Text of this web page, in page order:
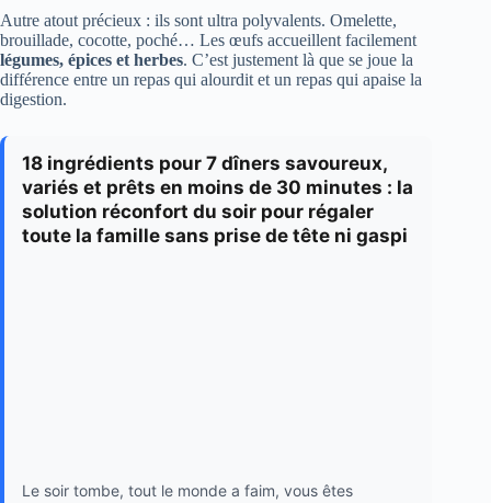
Autre atout précieux : ils sont ultra polyvalents. Omelette,
brouillade, cocotte, poché… Les œufs accueillent facilement
légumes, épices et herbes. C’est justement là que se joue la
différence entre un repas qui alourdit et un repas qui apaise la
digestion.
18 ingrédients pour 7 dîners savoureux,
variés et prêts en moins de 30 minutes : la
solution réconfort du soir pour régaler
toute la famille sans prise de tête ni gaspi
Le soir tombe, tout le monde a faim, vous êtes